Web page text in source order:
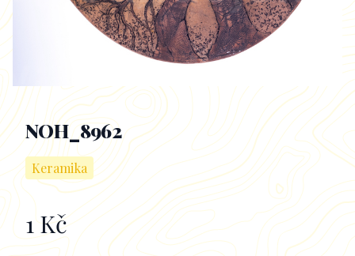
NOH_8962
Keramika
Informace k obrazu
1 Kč